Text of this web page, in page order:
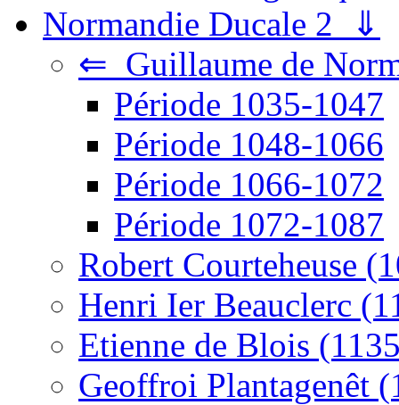
Normandie Ducale 2 ⇓
⇐ Guillaume de
Période 1035-1047
Période 1048-1066
Période 1066-1072
Période 1072-1087
Robert Courteheuse
Henri Ier Beauclerc
Etienne de Blois
Geoffroi Plantagenêt